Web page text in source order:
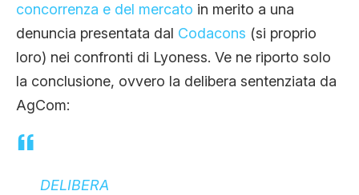
concorrenza e del mercato in merito a una
denuncia presentata dal Codacons (si proprio
loro) nei confronti di Lyoness. Ve ne riporto solo
la conclusione, ovvero la delibera sentenziata da
AgCom:
DELIBERA